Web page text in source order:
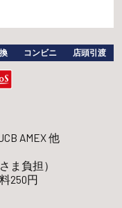
コンビニ 店頭引渡
AMEX 他
ま負担）
250円